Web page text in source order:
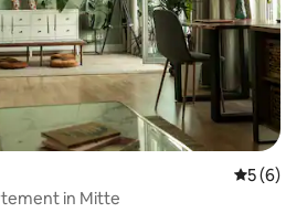
5 (6)
in Mitte